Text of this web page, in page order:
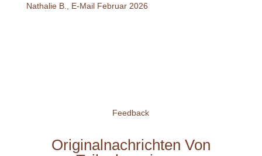
Nathalie B., E-Mail Februar 2026
Feedback
Originalnachrichten Von